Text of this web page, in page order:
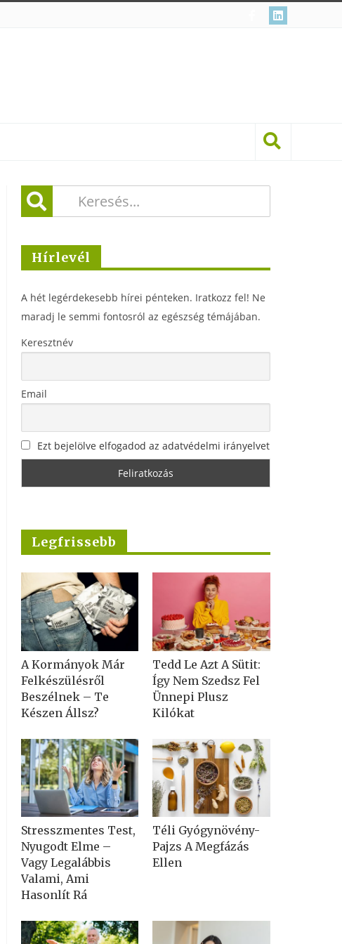
Hírlevél
A hét legérdekesebb hírei pénteken. Iratkozz fel! Ne
maradj le semmi fontosról az egészség témájában.
Keresztnév
Email
Ezt bejelölve elfogadod az adatvédelmi irányelvet
Legfrissebb
A Kormányok Már
Felkészülésről
Beszélnek – Te
Készen Állsz?
Tedd Le Azt A Sütit:
Így Nem Szedsz Fel
Ünnepi Plusz
Kilókat
Stresszmentes Test,
Nyugodt Elme –
Vagy Legalábbis
Valami, Ami
Hasonlít Rá
Téli Gyógynövény-
Pajzs A Megfázás
Ellen